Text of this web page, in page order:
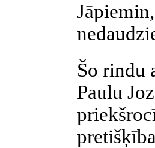
Šo rindu
Paulu